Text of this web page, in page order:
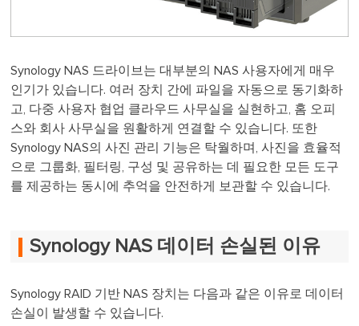
Synology NAS 드라이브는 대부분의 NAS 사용자에게 매우
인기가 있습니다. 여러 장치 간에 파일을 자동으로 동기화하
고, 다중 사용자 협업 클라우드 사무실을 실현하고, 홈 오피
스와 회사 사무실을 원활하게 연결할 수 있습니다. 또한
Synology NAS의 사진 관리 기능은 탁월하며, 사진을 효율적
으로 그룹화, 필터링, 구성 및 공유하는 데 필요한 모든 도구
를 제공하는 동시에 추억을 안전하게 보관할 수 있습니다.
Synology NAS 데이터 손실된 이유
Synology RAID 기반 NAS 장치는 다음과 같은 이유로 데이터
손실이 발생할 수 있습니다.